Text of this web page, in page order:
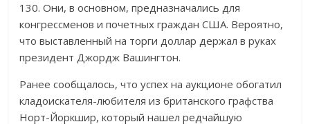
130. Они, в основном, предназначались для
конгрессменов и почетных граждан США. Вероятно,
что выставленный на торги доллар держал в руках
президент Джордж Вашингтон.
Ранее сообщалось, что успех на аукционе обогатил
кладоискателя-любителя из британского графства
Норт-Йоркшир, который нашел редчайшую